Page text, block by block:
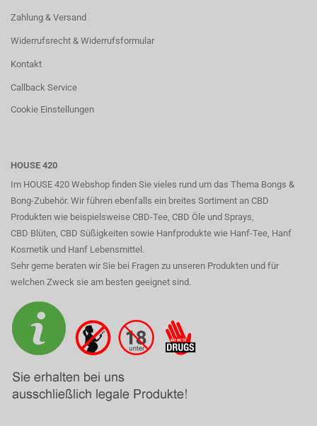
Zahlung & Versand
Widerrufsrecht & Widerrufsformular
Kontakt
Callback Service
Cookie Einstellungen
HOUSE 420
Im HOUSE 420 Webshop finden Sie vieles rund um das Thema Bongs &
Bong-Zubehör. Wir führen ebenfalls ein breites Sortiment an CBD
Produkten wie beispielsweise CBD-Tee, CBD Öle und Sprays,
CBD Blüten, CBD Süßigkeiten sowie Hanfprodukte wie Hanf-Tee, Hanf
Kosmetik und Hanf Lebensmittel.
Sehr gerne beraten wir Sie bei Fragen zu unseren Produkten und für
welchen Zweck sie am besten geeignet sind.